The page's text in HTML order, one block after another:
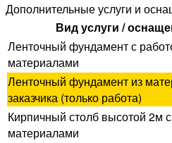
Дополнительные услуги и
Вид услуги /
Ленточный фундамент с
материалами
Ленточный фундамент из
заказчика (только работа)
Кирпичный столб высотой 2м
материалами